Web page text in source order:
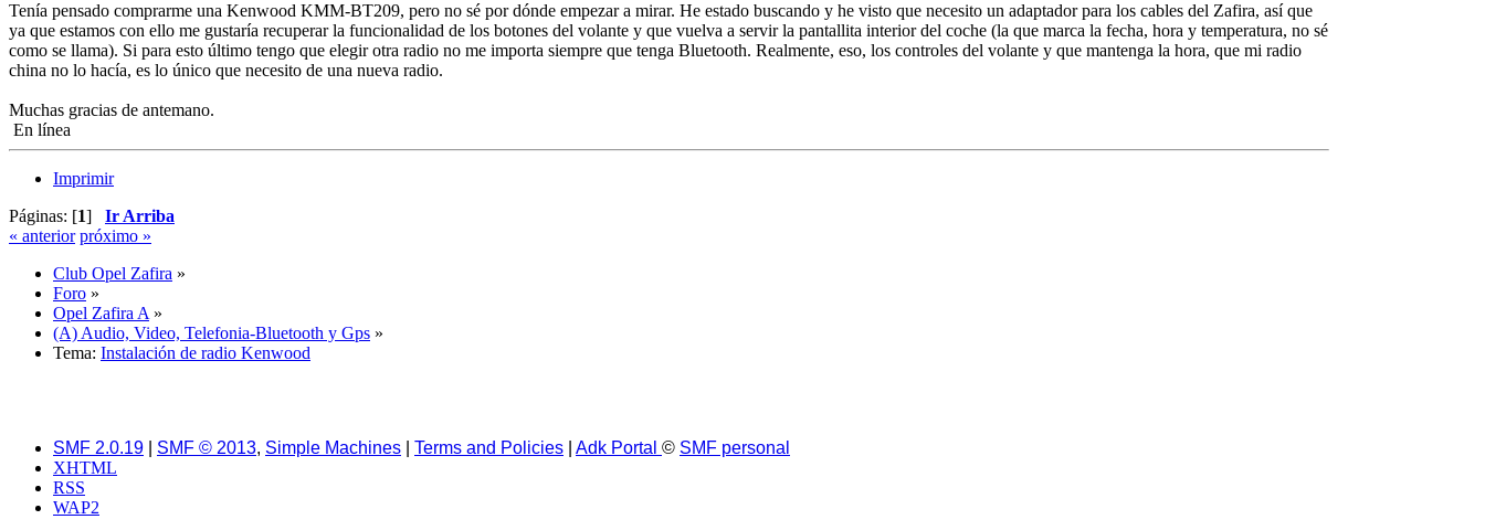
Tenía pensado comprarme una Kenwood KMM-BT209, pero no sé por dónde empezar a mirar. He estado buscando y he visto que necesito un adaptador para los cables del Zafira, así que
ya que estamos con ello me gustaría recuperar la funcionalidad de los botones del volante y que vuelva a servir la pantallita interior del coche (la que marca la fecha, hora y temperatura, no sé
como se llama). Si para esto último tengo que elegir otra radio no me importa siempre que tenga Bluetooth. Realmente, eso, los controles del volante y que mantenga la hora, que mi radio
china no lo hacía, es lo único que necesito de una nueva radio.
Muchas gracias de antemano.
En línea
Imprimir
Páginas: [1] Ir Arriba
« anterior próximo »
Club Opel Zafira »
Foro »
Opel Zafira A»
(A) Audio, Video, Telefonia-Bluetooth y Gps »
Tema: Instalación de radio Kenwood
SMF 2.0.19 SMF © 2013, Simple Machines Terms and Policies Adk Portal © SMF personal
XHTML
RSS
WAP2